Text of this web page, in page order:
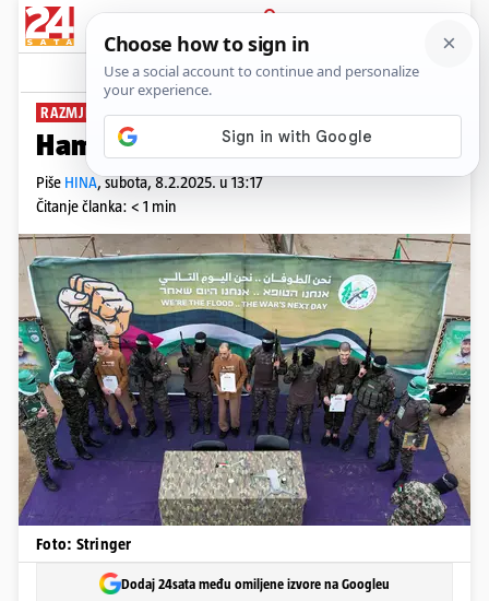
PRIJAVA
News Komentari
RAZMJENA ZAROBLJENIKA
Hamas oslobodio nova tri taoca
Piše HINA,subota, 8.2.2025. u 13:17
Čitanje članka: < 1 min
Foto: Stringer
Dodaj 24sata među omiljene izvore na Googleu